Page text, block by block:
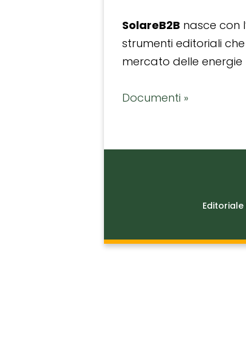
SolareB2B nasce con
strumenti editoriali
mercato delle energie
Documenti »